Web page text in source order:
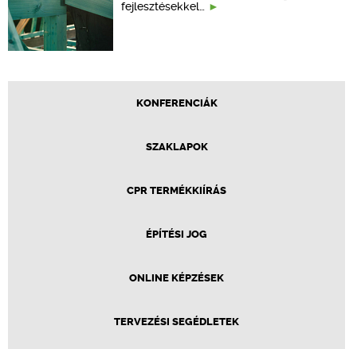
fejlesztésekkel…
KONFERENCIÁK
SZAKLAPOK
CPR TERMÉKKIÍRÁS
ÉPÍTÉSI JOG
ONLINE KÉPZÉSEK
TERVEZÉSI SEGÉDLETEK